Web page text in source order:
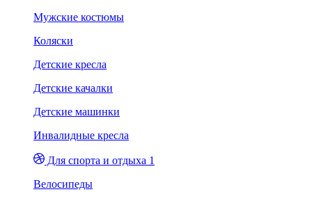
Мужские костюмы
Коляски
Детские кресла
Детские качалки
Детские машинки
Инвалидные кресла
Для спорта и отдыха 1
Велосипеды